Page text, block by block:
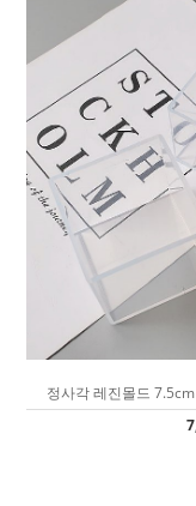
정사각 레진몰드